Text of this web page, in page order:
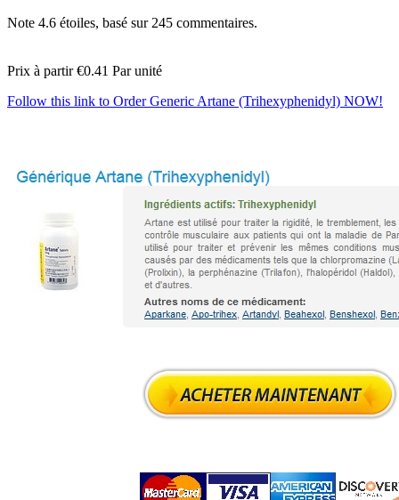
Note 4.6 étoiles, basé sur 245 commentaires.
Prix à partir€0.41 Par unité
Follow this link to Order Generic Artane (Trihexyphenidyl) NOW!